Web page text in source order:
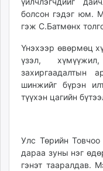
болсон гэдэг юм.
гэж С.Батмөнх
Үнэхээр өвөрмөц
үзэл,
шинжийг бүрэн
түүхэн цагийн
Улс Төрийн
дараа зуны нэг
гэнэт тааралдав.